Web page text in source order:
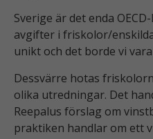
Sverige är det enda
avgifter i friskolor/
unikt och det borde vi
Dessvärre hotas
olika utredningar. Det
Reepalus förslag om
praktiken handlar om ett